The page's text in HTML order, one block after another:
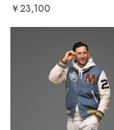
￥23,100